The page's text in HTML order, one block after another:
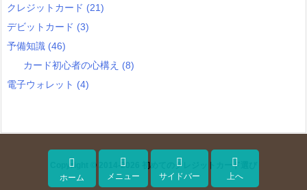
クレジットカード (21)
デビットカード (3)
予備知識 (46)
カード初心者の心構え (8)
電子ウォレット (4)
Copyright © -2026 初めてのクレジットカード選び

ホーム

メニュー

サイドバー

上へ